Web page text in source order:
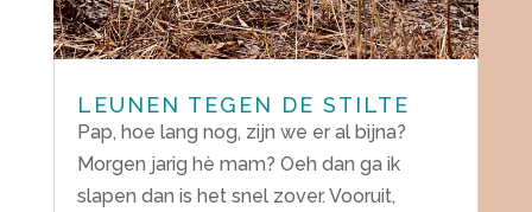
LEUNEN TEGEN DE STILTE
Pap, hoe lang nog, zijn we er al bijna?
Morgen jarig hè mam? Oeh dan ga ik
slapen dan is het snel zover. Vooruit,